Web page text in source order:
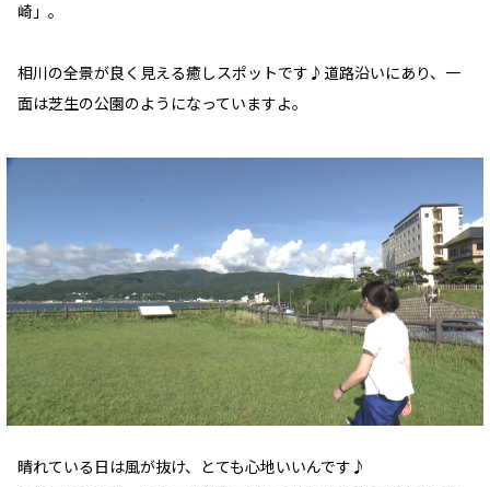
崎」。
相川の全景が良く見える癒しスポットです♪道路沿いにあり、一
面は芝生の公園のようになっていますよ。
晴れている日は風が抜け、とても心地いいんです♪